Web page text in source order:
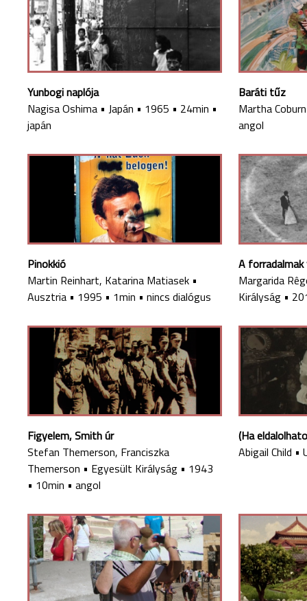
Yunbogi naplója
Nagisa Oshima • Japán • 1965 • 24min •
japán
Baráti tűz
Martha Coburn
angol
Pinokkió
Martin Reinhart, Katarina Matiasek •
Ausztria • 1995 • 1min • nincs dialógus
A forradalmak
Margarida
Királyság •
Figyelem, Smith úr
Stefan Themerson, Franciszka
Themerson • Egyesült Királyság • 1943
• 10min • angol
(Ha
Abigail Child •